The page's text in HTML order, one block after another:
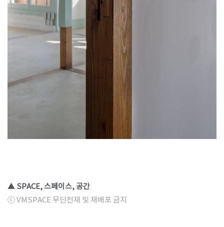
▲ SPACE, 스페이스, 공간
ⓒ VMSPACE 무단전재 및 재배포 금지